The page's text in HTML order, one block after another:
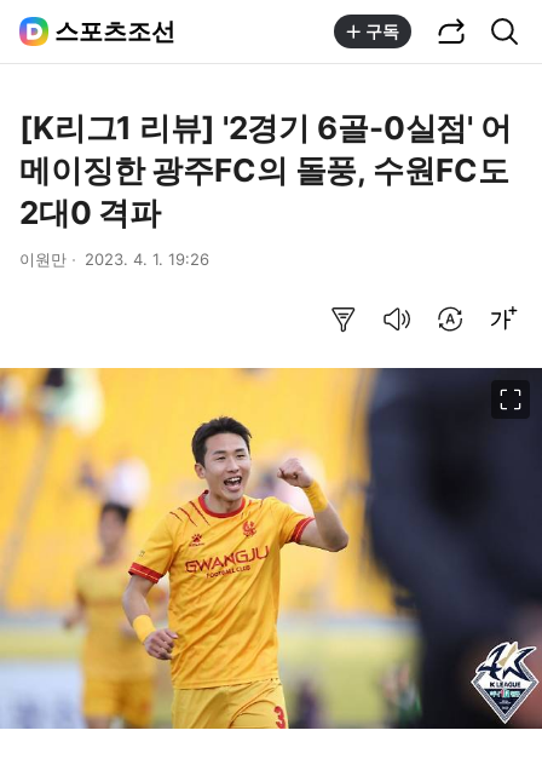
스포츠조선 구독
[K리그1 리뷰] '2경기 6골-0실점' 어
메이징한 광주FC의 돌풍, 수원FC도
2대0 격파
이원만 2023. 4. 1. 19:26